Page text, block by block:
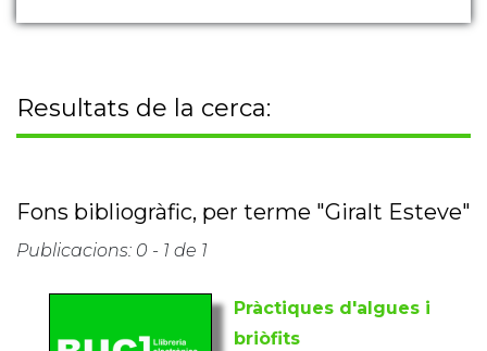
Resultats de la cerca:
Fons bibliogràfic, per terme "Giralt Esteve"
Publicacions: 0 - 1 de 1
Pràctiques d'algues i
briòfits